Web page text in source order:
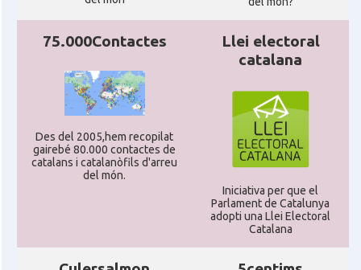
75.000Contactes
Des del 2005,hem recopilat
gairebé 80.000 contactes de
catalans i catalanòfils d'arreu
del món.
Llei electoral
catalana
Iniciativa per que el
Parlament de Catalunya
adopti una Llei Electoral
Catalana